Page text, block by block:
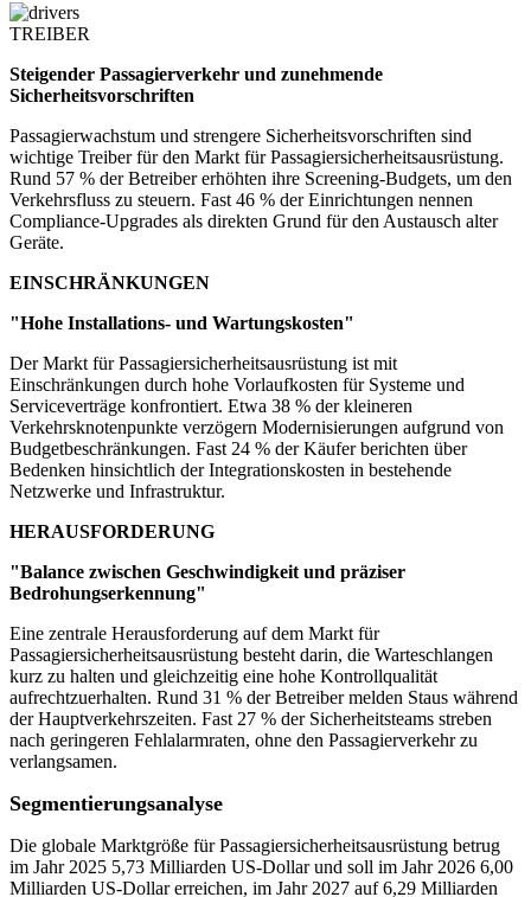
TREIBER
Steigender Passagierverkehr und zunehmende
Sicherheitsvorschriften
Passagierwachstum und strengere Sicherheitsvorschriften sind
wichtige Treiber für den Markt für Passagiersicherheitsausrüstung.
Rund 57 % der Betreiber erhöhten ihre Screening-Budgets, um den
Verkehrsfluss zu steuern. Fast 46 % der Einrichtungen nennen
Compliance-Upgrades als direkten Grund für den Austausch alter
Geräte.
EINSCHRÄNKUNGEN
"Hohe Installations- und Wartungskosten"
Der Markt für Passagiersicherheitsausrüstung ist mit
Einschränkungen durch hohe Vorlaufkosten für Systeme und
Serviceverträge konfrontiert. Etwa 38 % der kleineren
Verkehrsknotenpunkte verzögern Modernisierungen aufgrund von
Budgetbeschränkungen. Fast 24 % der Käufer berichten über
Bedenken hinsichtlich der Integrationskosten in bestehende
Netzwerke und Infrastruktur.
HERAUSFORDERUNG
"Balance zwischen Geschwindigkeit und präziser
Bedrohungserkennung"
Eine zentrale Herausforderung auf dem Markt für
Passagiersicherheitsausrüstung besteht darin, die Warteschlangen
kurz zu halten und gleichzeitig eine hohe Kontrollqualität
aufrechtzuerhalten. Rund 31 % der Betreiber melden Staus während
der Hauptverkehrszeiten. Fast 27 % der Sicherheitsteams streben
nach geringeren Fehlalarmraten, ohne den Passagierverkehr zu
verlangsamen.
Segmentierungsanalyse
Die globale Marktgröße für Passagiersicherheitsausrüstung betrug
im Jahr 2025 5,73 Milliarden US-Dollar und soll im Jahr 2026 6,00
Milliarden US-Dollar erreichen, im Jahr 2027 auf 6,29 Milliarden